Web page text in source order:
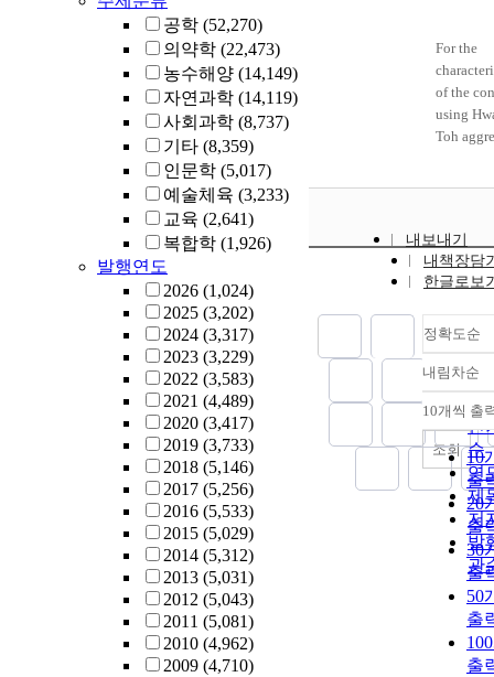
공학 (52,270)
의약학 (22,473)
농수해양 (14,149)
자연과학 (14,119)
사회과학 (8,737)
기타 (8,359)
인문학 (5,017)
예술체육 (3,233)
교육 (2,641)
복합학 (1,926)
발행연도
2026 (1,024)
2025 (3,202)
2024 (3,317)
2023 (3,229)
2022 (3,583)
2021 (4,489)
2020 (3,417)
2019 (3,733)
2018 (5,146)
2017 (5,256)
2016 (5,533)
2015 (5,029)
2014 (5,312)
2013 (5,031)
2012 (5,043)
2011 (5,081)
2010 (4,962)
2009 (4,710)
For the
of the
using
Toh
capacity
heavy
several
study
the
concrete
of
normal
concrete.
Hwang-
concrete
67.7%
thermal
than
shows
내보내기
내책장담
한글로보
정확도순
정
순
인
순
연
제
저
발
관
내림차순
내
10개씩 출
10
출
20
출
30
출
50
출
출
조회